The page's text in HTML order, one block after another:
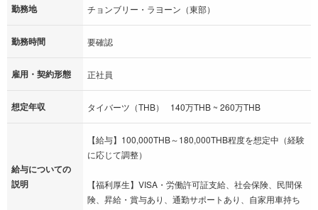
勤務地 チョンブリー・ラヨーン（東部）
勤務時間 要確認
雇用・契約形態 正社員
想定年収 タイバーツ（THB） 140万THB ~ 260万THB
給与についての
説明
【給与】100,000THB～180,000THB程度を想定中（経験
に応じて調整）
【福利厚生】VISA・労働許可証支給、社会保険、民間保
険、昇給・賞与あり、通勤サポートあり、自家用車持ち